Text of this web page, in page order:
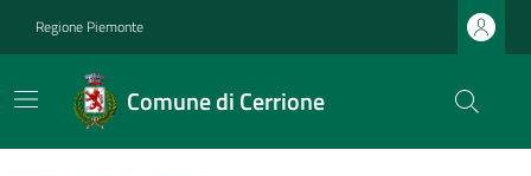
Regione Piemonte
Comune di Cerrione